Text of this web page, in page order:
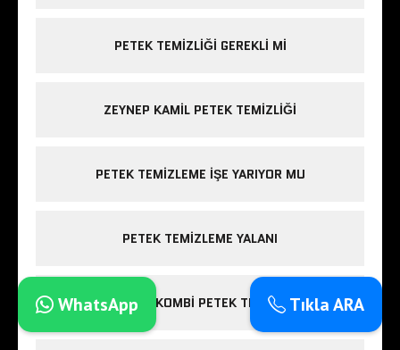
PETEK TEMIZLIĞI GEREKLI MI
ZEYNEP KAMIL PETEK TEMIZLIĞI
PETEK TEMIZLEME IŞE YARIYOR MU
PETEK TEMIZLEME YALANI
ESENLER KOMBI PETEK TEMIZLIĞITıkla ARA
WhatsApp